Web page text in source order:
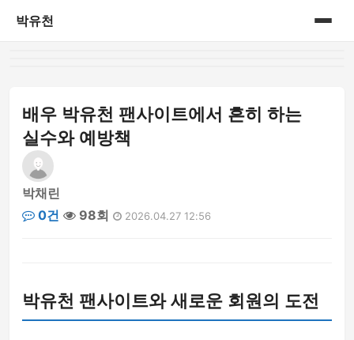
박유천
배우 박유천 팬사이트에서 흔히 하는
실수와 예방책
박채린
0건
98회 2026.04.27 12:56
박유천 팬사이트와 새로운 회원의 도전